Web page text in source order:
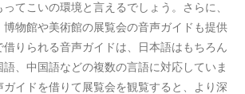
てこいの環境と言えるでしょう。さらに、
物館や美術館の展覧会の音声ガイドも提供
借りられる音声ガイドは、日本語はもちろん
、中国語などの複数の言語に対応していま
イドを借りて展覧会を観覧すると、より深